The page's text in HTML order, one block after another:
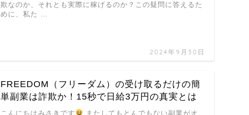
2024年9月30日
欺なのか、それとも実際に稼げるのか？この疑問に答えるた
めに、私た …
FREEDOM（フリーダム）の受け取るだけの簡
単副業は詐欺か！15秒で日給3万円の真実とは
こんにちはみさきです またしてもとんでもない副業がオ